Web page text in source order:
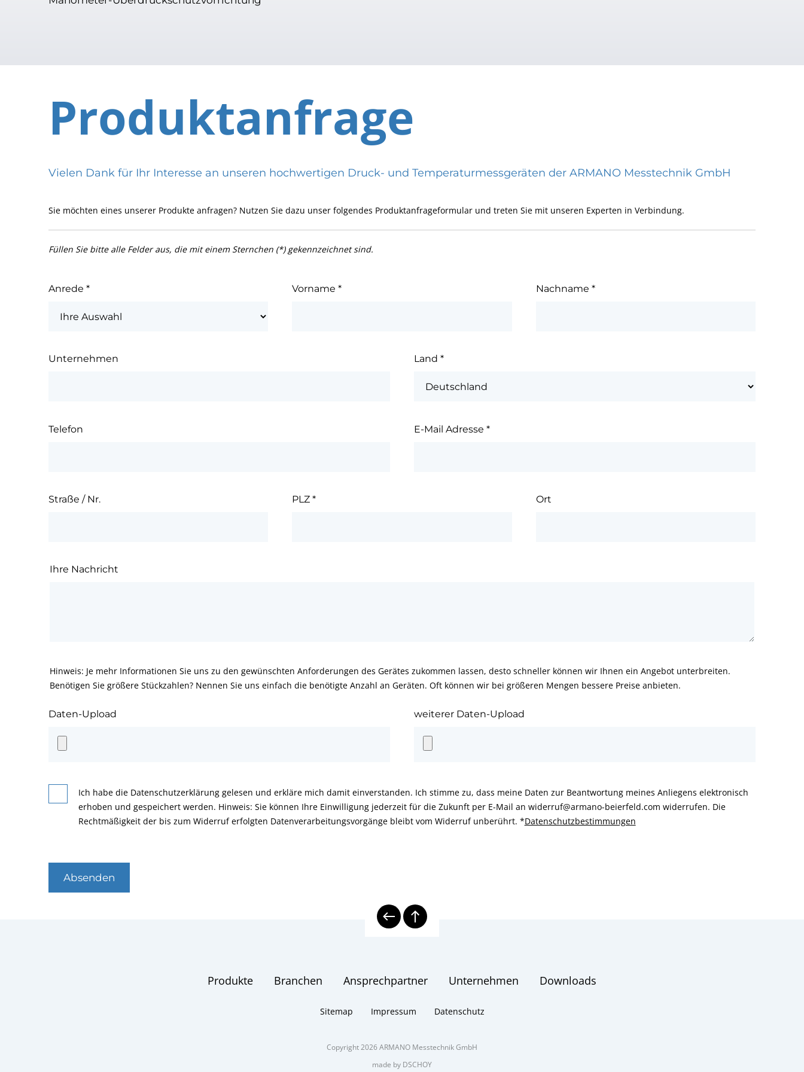
Produktanfrage
Vielen Dank für Ihr Interesse an unseren hochwertigen Druck- und Temperaturmessgeräten der ARMANO Messtechnik GmbH
Sie möchten eines unserer Produkte anfragen? Nutzen Sie dazu unser folgendes Produktanfrageformular und treten Sie mit unseren Experten in Verbindung.
Füllen Sie bitte alle Felder aus, die mit einem Sternchen (*) gekennzeichnet sind.
Anrede * Vorname* Nachname *
Unternehmen Land *
Telefon E-Mail Adresse *
Straße / Nr. PLZ* Ort
Ihre Nachricht
Hinweis: Je mehr Informationen Sie uns zu den gewünschten Anforderungen des Gerätes zukommen lassen, desto schneller können wir Ihnen ein Angebot unterbreiten.
Benötigen Sie größere Stückzahlen? Nennen Sie uns einfach die benötigte Anzahl an Geräten. Oft können wir bei größeren Mengen bessere Preise anbieten.
Daten-Upload weiterer Daten-Upload
Ich habe die Datenschutzerklärung gelesen und erkläre mich damit einverstanden. Ich stimme zu, dass meine Daten zur Beantwortung meines Anliegens elektronisch
erhoben und gespeichert werden. Hinweis: Sie können Ihre Einwilligung jederzeit für die Zukunft per E-Mail an widerruf@armano-beierfeld.com widerrufen. Die
Rechtmäßigkeit der bis zum Widerruf erfolgten Datenverarbeitungsvorgänge bleibt vom Widerruf unberührt. *Datenschutzbestimmungen
Absenden
Produkte Branchen Ansprechpartner Unternehmen Downloads
Sitemap Impressum Datenschutz
Copyright 2026 ARMANO Messtechnik GmbH
made by DSCHOY